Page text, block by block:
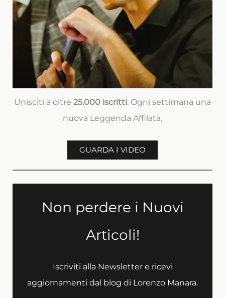
Unisciti a oltre 25.000 iscritti. Ogni settimana una
nuova Leggenda Affilata.
GUARDA I VIDEO
Non perdere i Nuovi
Articoli!
Iscriviti alla Newsletter e ricevi
aggiornamenti dal blog di Lorenzo Manara.